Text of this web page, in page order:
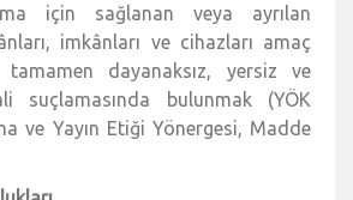
için sağlanan veya ayrılan
imkânları ve cihazları amaç
tamamen dayanaksız, yersiz ve
suçlamasında bulunmak (YÖK
ve Yayın Etiği Yönergesi, Madde